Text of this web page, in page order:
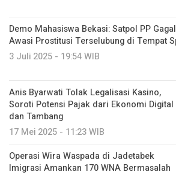
Demo Mahasiswa Bekasi: Satpol PP Gagal
Awasi Prostitusi Terselubung di Tempat
3 Juli 2025 - 19:54 WIB
Anis Byarwati Tolak Legalisasi Kasino,
Soroti Potensi Pajak dari Ekonomi Digital
dan Tambang
17 Mei 2025 - 11:23 WIB
Operasi Wira Waspada di Jadetabek
Imigrasi Amankan 170 WNA Bermasalah